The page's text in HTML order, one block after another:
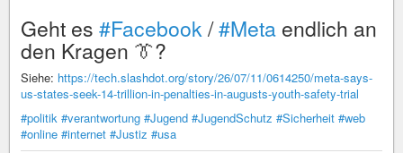
Geht es #Facebook /#Meta endlich an
den Kragen 👔?
Siehe: https://tech.slashdot.org/story/26/07/11/0614250/meta-says-
us-states-seek-14-trillion-in-penalties-in-augusts-youth-safety-trial
#politik #verantwortung #Jugend #JugendSchutz #Sicherheit #web
#online #internet #Justiz #usa